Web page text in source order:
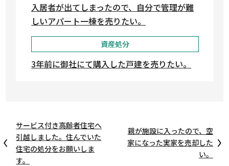
入居者が出てしまったので、自分で管理が難
しいアパート一棟を売りたい。
資産処分
3年前に御社にて購入した戸建を売りたい。
サービス付き高齢者住宅へ
引越しました。住んでいた
住宅の処分をお願いしま
す。
親が施設に入ったので、空
家になった実家を売却した
い。